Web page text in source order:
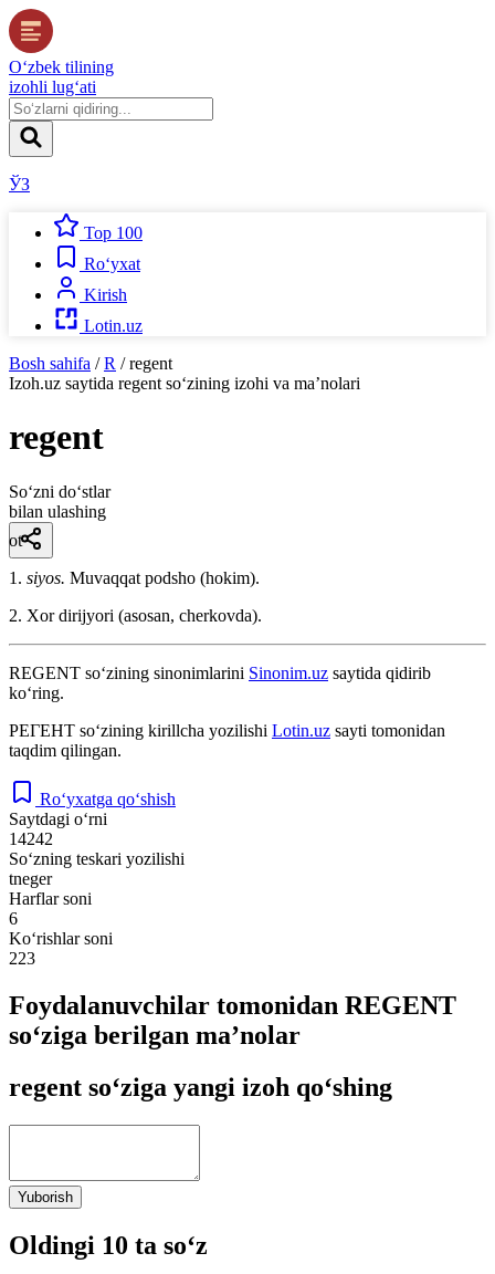
O‘zbek tilining
izohli lug‘ati
ЎЗ
Top 100
Ro‘yxat
Kirish
Lotin.uz
Bosh sahifa / R / regent
Izoh.uz saytida regent so‘zining izohi va ma’nolari
regent
So‘zni do‘stlar
bilan ulashing
ot
1. siyos. Muvaqqat podsho (hokim).
2. Xor dirijyori (asosan, cherkovda).
REGENT so‘zining sinonimlarini Sinonim.uz saytida qidirib
ko‘ring.
РЕГЕНТ so‘zining kirillcha yozilishi Lotin.uz sayti tomonidan
taqdim qilingan.
Ro‘yxatga qo‘shish
Saytdagi o‘rni
14242
So‘zning teskari yozilishi
tneger
Harflar soni
6
Ko‘rishlar soni
223
Foydalanuvchilar tomonidan REGENT
so‘ziga berilgan ma’nolar
regent so‘ziga yangi izoh qo‘shing
Yuborish
Oldingi 10 ta so‘z